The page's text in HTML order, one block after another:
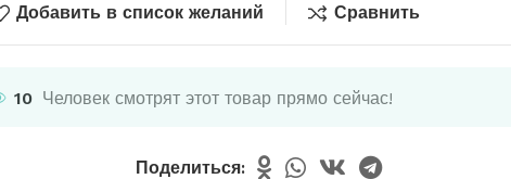
Добавить в список желаний Сравнить
10 Человек смотрят этот товар прямо сейчас!
Поделиться: